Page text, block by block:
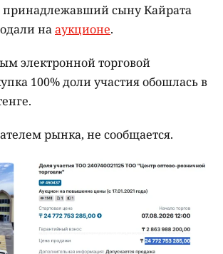
сыну Кайрата
нааукционе.
электронной торговой
100% доли участия обошлась в
рынка, не сообщается.